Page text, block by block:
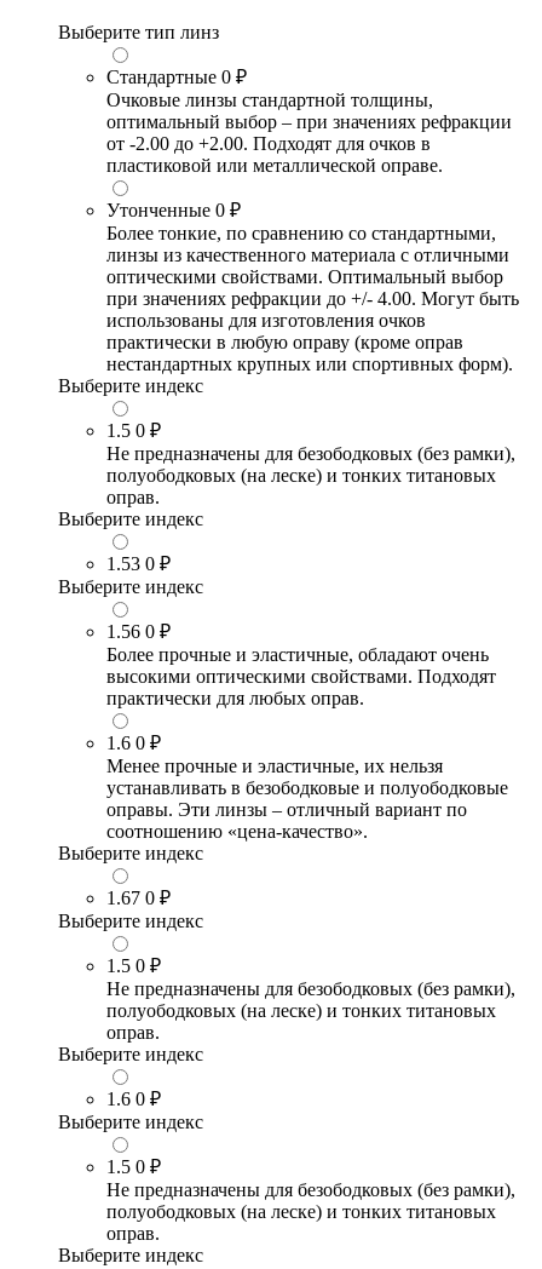
Выберите тип линз
Стандартные 0 ₽
Очковые линзы стандартной толщины,
оптимальный выбор – при значениях рефракции
от -2.00 до +2.00. Подходят для очков в
пластиковой или металлической оправе.
Утонченные 0 ₽
Более тонкие, по сравнению со стандартными,
линзы из качественного материала с отличными
оптическими свойствами. Оптимальный выбор
при значениях рефракции до +/- 4.00. Могут быть
использованы для изготовления очков
практически в любую оправу (кроме оправ
нестандартных крупных или спортивных форм).
Выберите индекс
1.5 0 ₽
Не предназначены для безободковых (без рамки),
полуободковых (на леске) и тонких титановых
оправ.
Выберите индекс
1.53 0 ₽
Выберите индекс
1.56 0 ₽
Более прочные и эластичные, обладают очень
высокими оптическими свойствами. Подходят
практически для любых оправ.
1.6 0 ₽
Менее прочные и эластичные, их нельзя
устанавливать в безободковые и полуободковые
оправы. Эти линзы – отличный вариант по
соотношению «цена-качество».
Выберите индекс
1.67 0 ₽
Выберите индекс
1.5 0 ₽
Не предназначены для безободковых (без рамки),
полуободковых (на леске) и тонких титановых
оправ.
Выберите индекс
1.6 0 ₽
Выберите индекс
1.5 0 ₽
Не предназначены для безободковых (без рамки),
полуободковых (на леске) и тонких титановых
оправ.
Выберите индекс